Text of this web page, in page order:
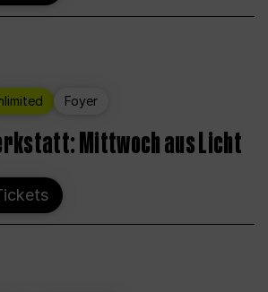
Foyer
Mittwoch aus Licht